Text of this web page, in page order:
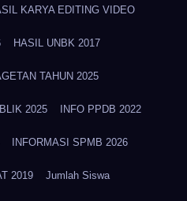
KARYA EDITING VIDEO
HASIL UNBK 2017
TAHUN 2025
2025 INFO PPDB 2022
INFORMASI SPMB 2026
2019 Jumlah Siswa